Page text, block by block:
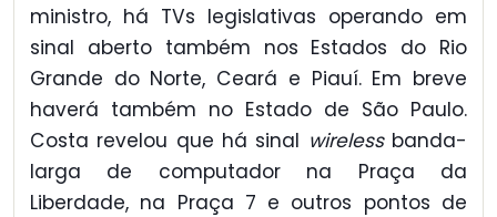
ministro, há TVs legislativas operando em
sinal aberto também nos Estados do Rio
Grande do Norte, Ceará e Piauí. Em breve
haverá também no Estado de São Paulo.
Costa revelou que há sinal wirelessbanda-
larga de computador na Praça da
Liberdade, na Praça 7 e outros pontos de